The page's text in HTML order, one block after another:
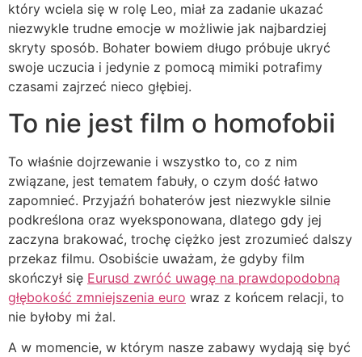
który wciela się w rolę Leo, miał za zadanie ukazać
niezwykle trudne emocje w możliwie jak najbardziej
skryty sposób. Bohater bowiem długo próbuje ukryć
swoje uczucia i jedynie z pomocą mimiki potrafimy
czasami zajrzeć nieco głębiej.
To nie jest film o homofobii
To właśnie dojrzewanie i wszystko to, co z nim
związane, jest tematem fabuły, o czym dość łatwo
zapomnieć. Przyjaźń bohaterów jest niezwykle silnie
podkreślona oraz wyeksponowana, dlatego gdy jej
zaczyna brakować, trochę ciężko jest zrozumieć dalszy
przekaz filmu. Osobiście uważam, że gdyby film
skończył się Eurusd zwróć uwagę na prawdopodobną
głębokość zmniejszenia euro wraz z końcem relacji, to
nie byłoby mi żal.
A w momencie, w którym nasze zabawy wydają się być